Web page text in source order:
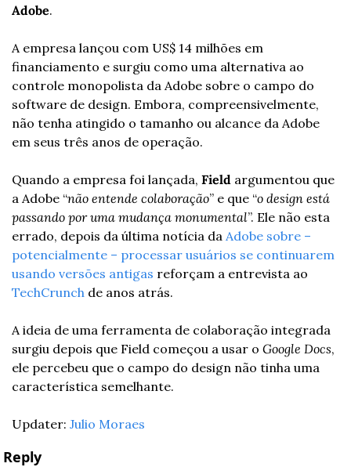
Adobe.
A empresa lançou com US$ 14 milhões em
financiamento e surgiu como uma alternativa ao
controle monopolista da Adobe sobre o campo do
software de design. Embora, compreensivelmente,
não tenha atingido o tamanho ou alcance da Adobe
em seus três anos de operação.
Quando a empresa foi lançada, Field argumentou que
a Adobe “não entende colaboração” e que “o design está
passando por uma mudança monumental”. Ele não esta
errado, depois da última notícia da Adobe sobre –
potencialmente – processar usuários se continuarem
usando versões antigas
TechCrunch de anos atrás.
A ideia de uma ferramenta de colaboração integrada
surgiu depois que Field começou a usar o Google Docs,
ele percebeu que o campo do design não tinha uma
característica semelhante.
Updater: Julio Moraes
Reply